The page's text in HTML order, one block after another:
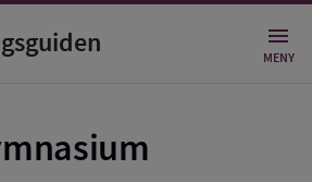
MENY